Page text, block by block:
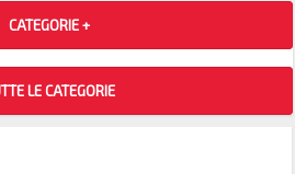
CATEGORIE +
LE CATEGORIE